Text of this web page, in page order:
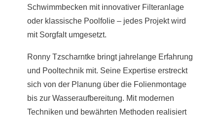
Schwimmbecken mit innovativer Filteranlage
oder klassische Poolfolie – jedes Projekt wird
mit Sorgfalt umgesetzt.
Ronny Tzscharntke bringt jahrelange Erfahrung
und Pooltechnik mit. Seine Expertise erstreckt
sich von der Planung über die Folienmontage
bis zur Wasseraufbereitung. Mit modernen
Techniken und bewährten Methoden realisiert